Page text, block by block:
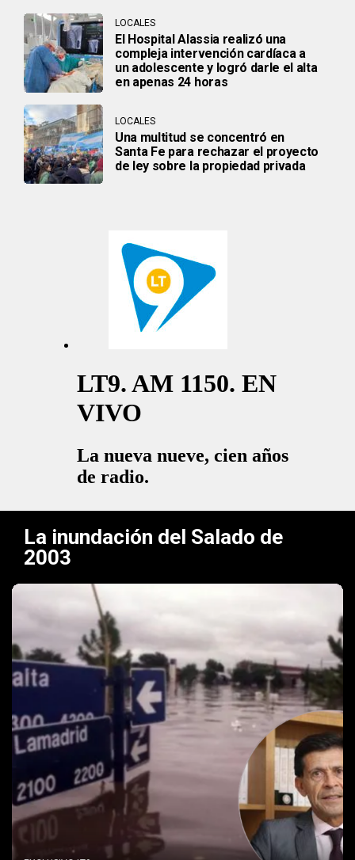
LOCALES
El Hospital Alassia realizó una
compleja intervención cardíaca a
un adolescente y logró darle el alta
en apenas 24 horas
LOCALES
Una multitud se concentró en
Santa Fe para rechazar el proyecto
de ley sobre la propiedad privada
La inundación del Salado de
2003